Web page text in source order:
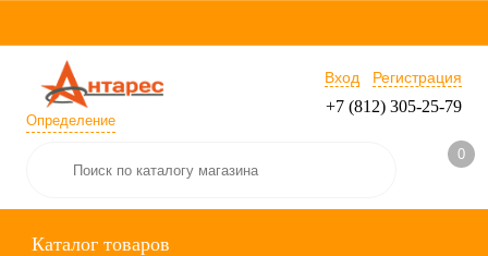
Определение
Вход Регистрация
+7 (812) 305-25-79
0
Каталог товаров